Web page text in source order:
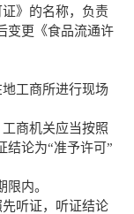
》的名称，负责
变更《食品流通许
工商所进行现场
商机关应当按照
结论为“准予许可”
内。
听证，听证结论